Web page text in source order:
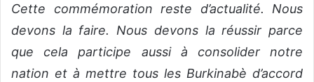
Cette commémoration reste d’actualité. Nous
devons la faire. Nous devons la réussir parce
que cela participe aussi à consolider notre
nation et à mettre tous les Burkinabè d’accord